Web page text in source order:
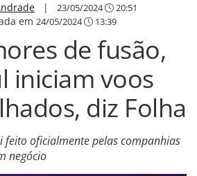
| 23/05/2024 20:51
em 24/05/2024 13:39
de fusão,
iniciam voos
diz Folha
feito oficialmente pelas companhias
negócio